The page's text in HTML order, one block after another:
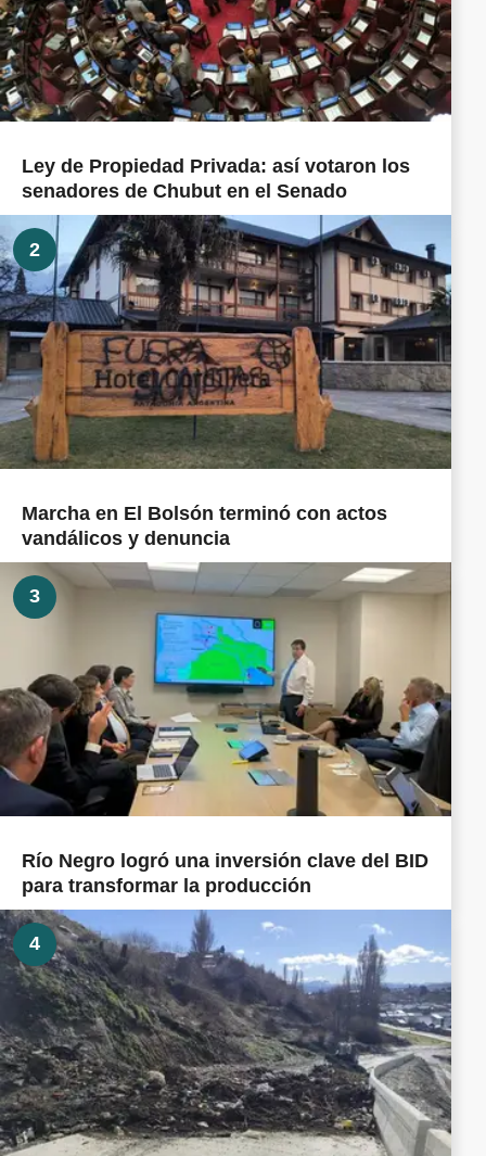
Ley de Propiedad Privada: así votaron los
senadores de Chubut en el Senado
2
Marcha en El Bolsón terminó con actos
vandálicos y denuncia
3
Río Negro logró una inversión clave del BID
para transformar la producción
4